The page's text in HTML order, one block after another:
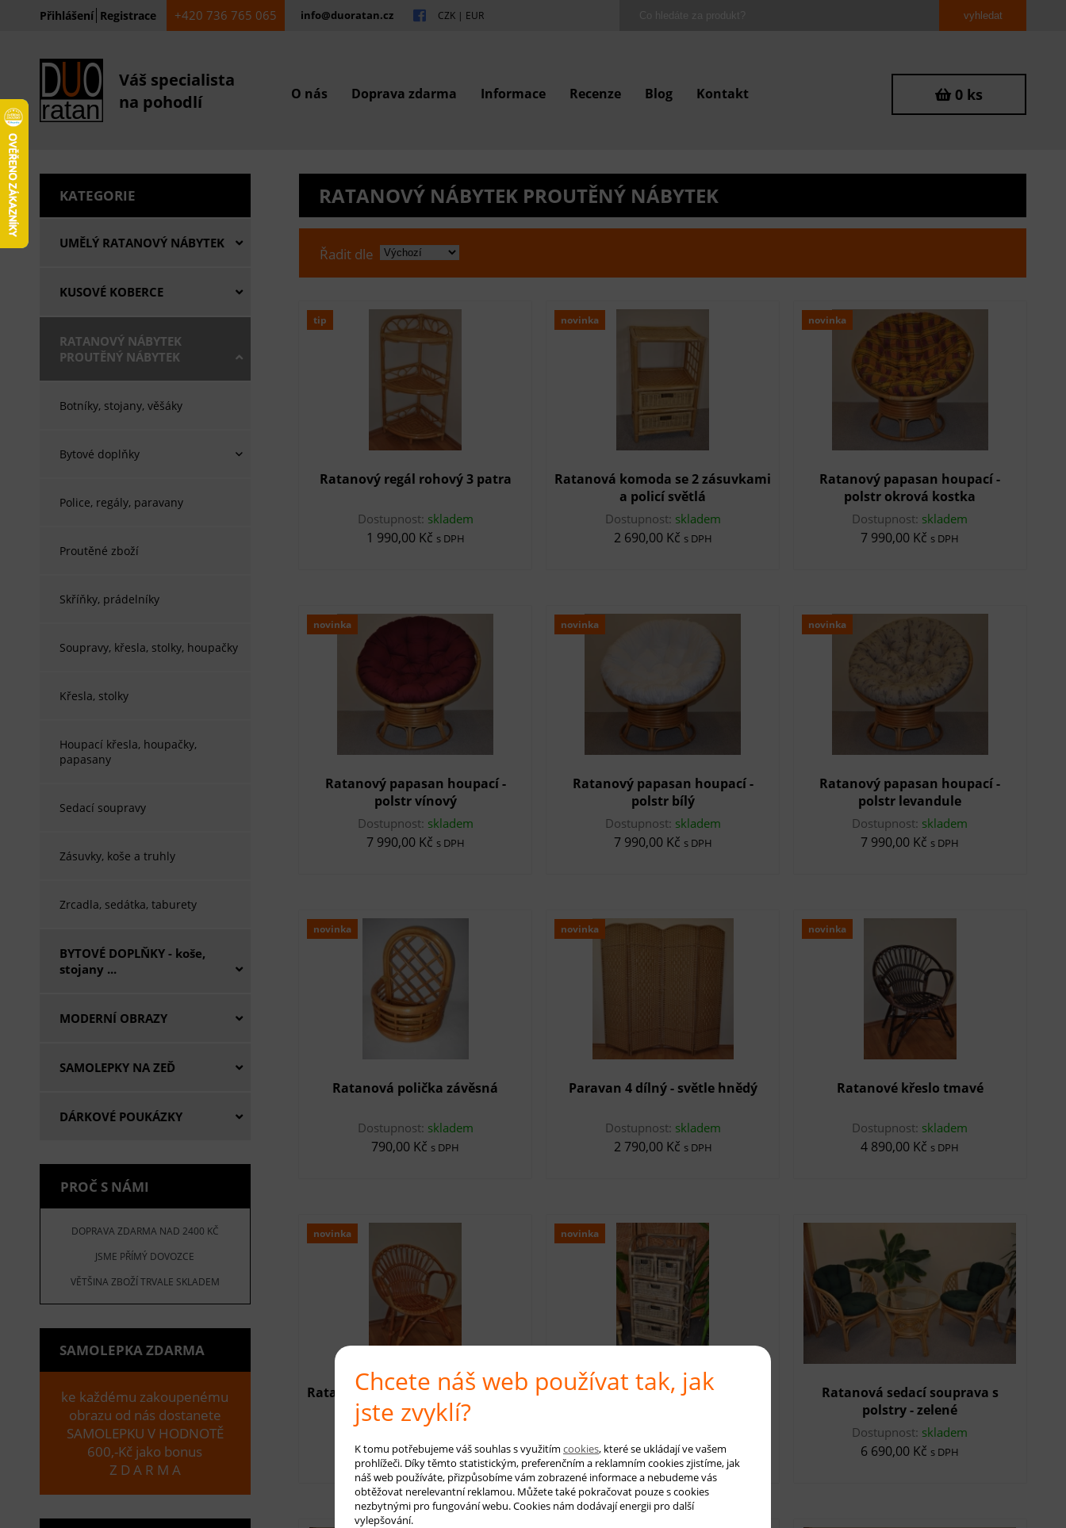
Přihlášení Registrace +420 736 765 065 info@duoratan.cz CZK | EUR
Váš specialista
na pohodlí
O nás Doprava zdarma Informace Recenze Blog Kontakt 0 ks
KATEGORIE
UMĚLÝ RATANOVÝ NÁBYTEK
KUSOVÉ KOBERCE
RATANOVÝ NÁBYTEK
PROUTĚNÝ NÁBYTEK
Botníky, stojany, věšáky
Bytové doplňky
Police, regály, paravany
Proutěné zboží
Skříňky, prádelníky
Soupravy, křesla, stolky, houpačky
Křesla, stolky
Houpací křesla, houpačky,
papasany
Sedací soupravy
Zásuvky, koše a truhly
Zrcadla, sedátka, taburety
BYTOVÉ DOPLŇKY - koše,
stojany ...
MODERNÍ OBRAZY
SAMOLEPKY NA ZEĎ
DÁRKOVÉ POUKÁZKY
PROČ S NÁMI
DOPRAVA ZDARMA NAD 2400 KČ
JSME PŘÍMÝ DOVOZCE
VĚTŠINA ZBOŽÍ TRVALE SKLADEM
SAMOLEPKA ZDARMA
ke každému zakoupenému
obrazu od nás dostanete
SAMOLEPKU V HODNOTĚ
600,-Kč jako bonus
Z D A R M A
RATANOVÝ NÁBYTEK PROUTĚNÝ NÁBYTEK
Řadit dle
tip
Ratanový regál rohový 3 patra
Dostupnost: skladem
1 990,00 Kč s DPH
novinka
Ratanová komoda se 2 zásuvkami
a policí světlá
Dostupnost: skladem
2 690,00 Kč s DPH
novinka
Ratanový papasan houpací -
polstr okrová kostka
Dostupnost: skladem
7 990,00 Kč s DPH
novinka
Ratanový papasan houpací -
polstr vínový
Dostupnost: skladem
7 990,00 Kč s DPH
novinka
Ratanový papasan houpací -
polstr bílý
Dostupnost: skladem
7 990,00 Kč s DPH
novinka
Ratanový papasan houpací -
polstr levandule
Dostupnost: skladem
7 990,00 Kč s DPH
novinka
Ratanová polička závěsná
Dostupnost: skladem
790,00 Kč s DPH
novinka
Paravan 4 dílný - světle hnědý
Dostupnost: skladem
2 790,00 Kč s DPH
novinka
Ratanové křeslo tmavé
Dostupnost: skladem
4 890,00 Kč s DPH
novinka
Ratanové křeslo - barva koňaková
Dostupnost:skladem
4 890,00 Kčs DPH
novinka
Ratanový prádelník 3+2 zásuvky
3 890,00 Kčs DPH
Ratanová sedací souprava s
polstry - zelené
Dostupnost: skladem
6 690,00 Kč s DPH
Chcete náš web používat tak, jak
jste zvyklí?
K tomu potřebujeme váš souhlas s využitím cookies, které se ukládají ve vašem
prohlížeči. Díky těmto statistickým, preferenčním a reklamním cookies zjistíme, jak
náš web používáte, přizpůsobíme vám zobrazené informace a nebudeme vás
obtěžovat nerelevantní reklamou. Můžete také pokračovat pouze s cookies
nezbytnými pro fungování webu. Cookies nám dodávají energii pro další
vylepšování.